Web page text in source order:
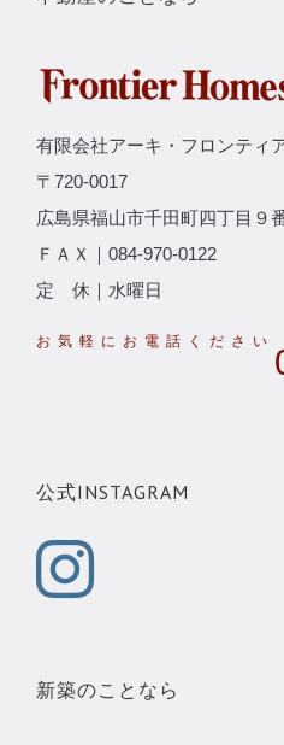
有限会社アーキ・フロンティ
〒720-0017
広島県福山市千田町四丁目９
ＦＡＸ｜084-970-0122
定 休｜水曜日
公式INSTAGRAM
新築のことなら